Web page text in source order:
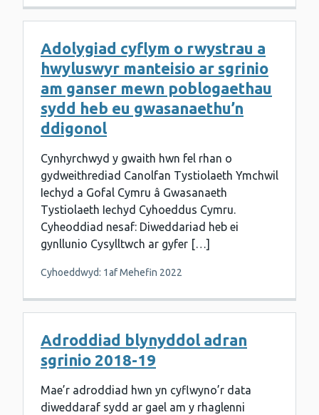
Adolygiad cyflym o rwystrau a
hwyluswyr manteisio ar sgrinio
am ganser mewn poblogaethau
sydd heb eu gwasanaethu’n
ddigonol
Cynhyrchwyd y gwaith hwn fel rhan o
gydweithrediad Canolfan Tystiolaeth Ymchwil
Iechyd a Gofal Cymru â Gwasanaeth
Tystiolaeth Iechyd Cyhoeddus Cymru.
Cyheoddiad nesaf: Diweddariad heb ei
gynllunio Cysylltwch ar gyfer […]
Cyhoeddwyd: 1af Mehefin 2022
Adroddiad blynyddol adran
sgrinio 2018-19
Mae’r adroddiad hwn yn cyflwyno’r data
diweddaraf sydd ar gael am y rhaglenni